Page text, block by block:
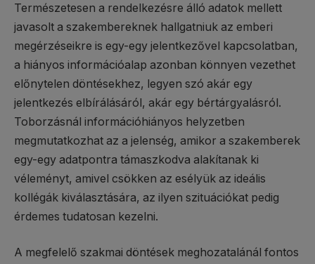
Természetesen a rendelkezésre álló adatok mellett
javasolt a szakembereknek hallgatniuk az emberi
megérzéseikre is egy-egy jelentkezővel kapcsolatban,
a hiányos információalap azonban könnyen vezethet
előnytelen döntésekhez, legyen szó akár egy
jelentkezés elbírálásáról, akár egy bértárgyalásról.
Toborzásnál információhiányos helyzetben
megmutatkozhat az a jelenség, amikor a szakemberek
egy-egy adatpontra támaszkodva alakítanak ki
véleményt, amivel csökken az esélyük az ideális
kollégák kiválasztására, az ilyen szituációkat pedig
érdemes tudatosan kezelni.
A megfelelő szakmai döntések meghozatalánál fontos